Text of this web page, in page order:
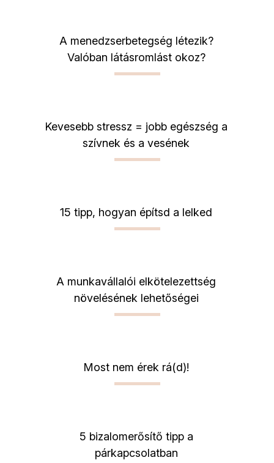
A menedzserbetegség létezik?
Valóban látásromlást okoz?
Kevesebb stressz = jobb egészség a
szívnek és a vesének
15 tipp, hogyan építsd a lelked
A munkavállalói elkötelezettség
növelésének lehetőségei
Most nem érek rá(d)!
5 bizalomerősítő tipp a
párkapcsolatban